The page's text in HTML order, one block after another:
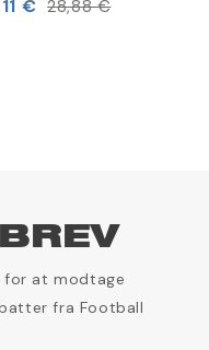
€ 28,88 €
for at modtage
fra Football